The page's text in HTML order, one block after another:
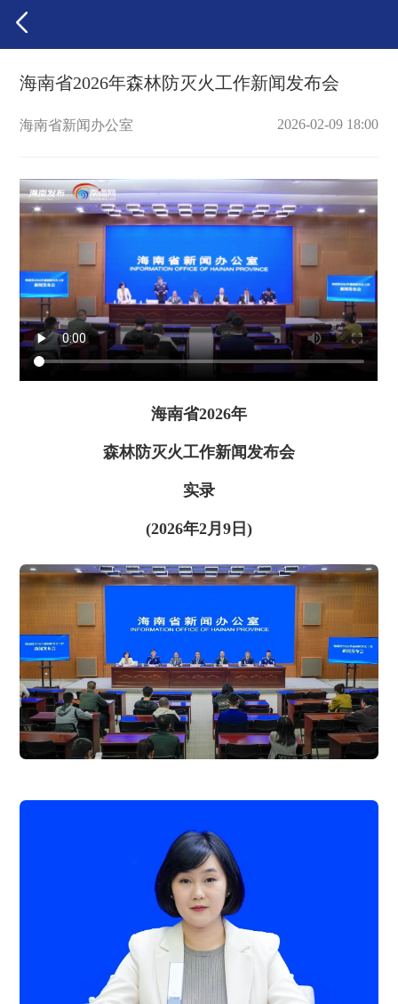
海南省2026年森林防灭火工作新闻发布会
海南省新闻办公室 2026-02-09 18:00
海南省2026年
森林防灭火工作新闻发布会
实录
(2026年2月9日)